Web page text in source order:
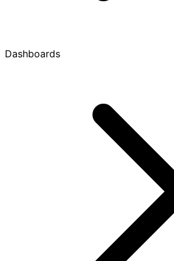
Dashboards